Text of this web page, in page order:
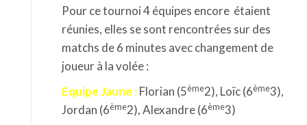
Pour ce tournoi 4 équipes encore étaient
réunies, elles se sont rencontrées sur des
matchs de 6 minutes avec changement de
joueur à la volée :
Equipe Jaune :Florian (5ème2), Loïc (6ème3),
Jordan (6ème2), Alexandre (6ème3)